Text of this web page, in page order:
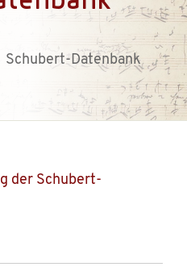
Schubert-Datenbank
der Schubert-